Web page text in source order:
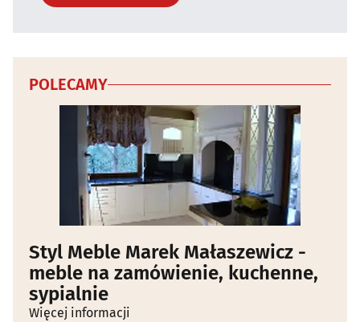
POLECAMY
Styl Meble Marek Małaszewicz -
meble na zamówienie, kuchenne,
sypialnie
Więcej informacji